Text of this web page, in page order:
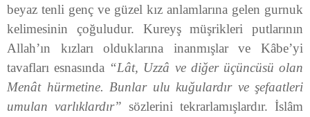
beyaz tenli genç ve güzel kız anlamlarına gelen gurnuk
kelimesinin çoğuludur. Kureyş müşrikleri putlarının
Allah’ın kızları olduklarına inanmışlar ve Kâbe’yi
tavafları esnasında “Lât, Uzzâ ve diğer üçüncüsü olan
Menât hürmetine. Bunlar ulu kuğulardır ve şefaatleri
umulan varlıklardır” sözlerini tekrarlamışlardır. İslâm